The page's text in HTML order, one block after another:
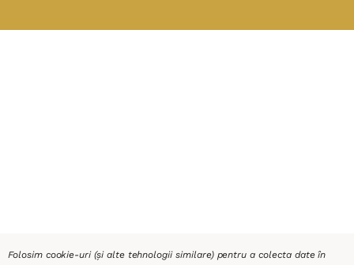
Folosim cookie-uri (și alte tehnologii similare) pentru a colecta date în